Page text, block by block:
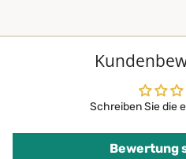
Schreiben Sie die
Bewertung